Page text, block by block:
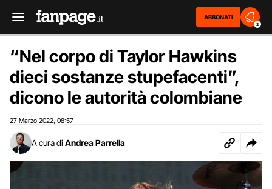
ABBONATI
2
“Nel corpo di Taylor Hawkins
dieci sostanze stupefacenti”,
dicono le autorità colombiane
27 Marzo 2022 08:57
A cura di Andrea Parrella